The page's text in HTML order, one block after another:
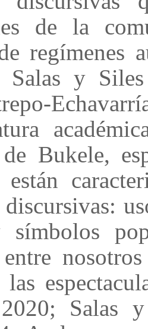
de la
y
Bukele,
están
discursivas:
símbolos
Salas